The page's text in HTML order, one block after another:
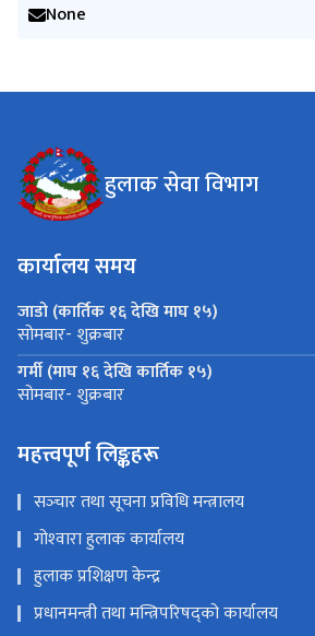
जाडो (कार्तिक १६ देखि माघ १५)
सोमबार- शुक्रबार
गर्मी (माघ १६ देखि कार्तिक १५)
सोमबार- शुक्रबार
सञ्‍चार तथा सूचना प्रविधि मन्त्रालय
गोश्‍वारा हुलाक कार्यालय
हुलाक प्रशिक्षण केन्द्र
प्रधानमन्त्री तथा मन्त्रिपरिषद्को कार्यालय
अर्थ मन्त्रालय